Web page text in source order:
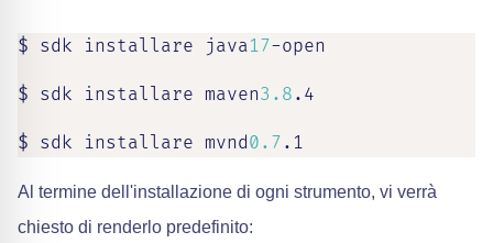
$ sdk installare java17-open
$ sdk installare maven3.8 .4
$ sdk installare mvnd0.7 .1
Al termine dell'installazione di ogni strumento, vi verrà
chiesto di renderlo predefinito: